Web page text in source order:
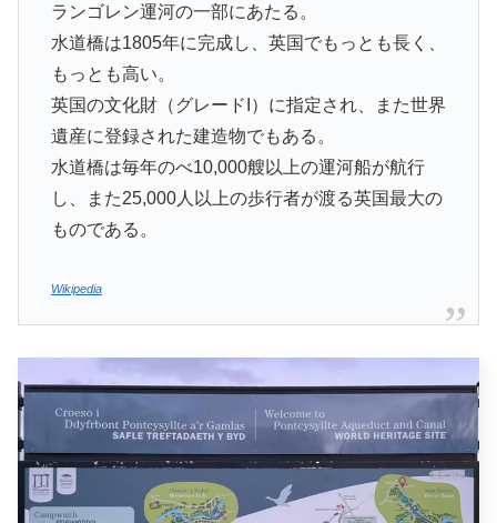
ランゴレン運河の一部にあたる。
水道橋は1805年に完成し、英国でもっとも長く、
もっとも高い。
英国の文化財（グレードI）に指定され、また世界
遺産に登録された建造物でもある。
水道橋は毎年のべ10,000艘以上の運河船が航行
し、また25,000人以上の歩行者が渡る英国最大の
ものである。
Wikipedia